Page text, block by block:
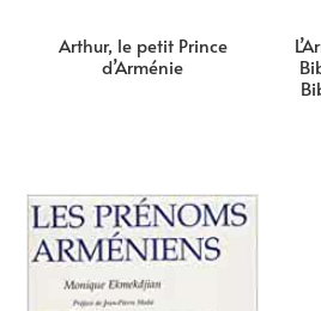
Arthur, le petit Prince
d’Arménie